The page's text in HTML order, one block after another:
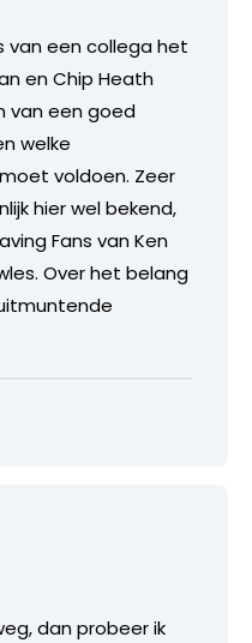
van een collega het
en Chip Heath
van een goed
welke
voldoen. Zeer
hier wel bekend,
Fans van Ken
Over het belang
dan probeer ik